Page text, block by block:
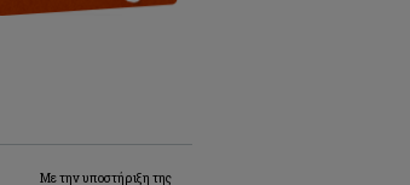
Με την υποστήριξη της